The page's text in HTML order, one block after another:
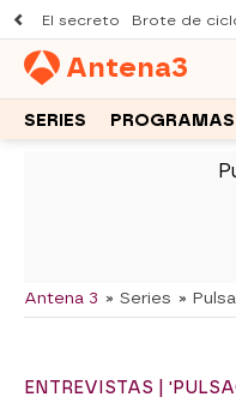
El secreto Brote de
Antena3
SERIES PROGRAMAS
Antena 3 » Series »
ENTREVISTAS |